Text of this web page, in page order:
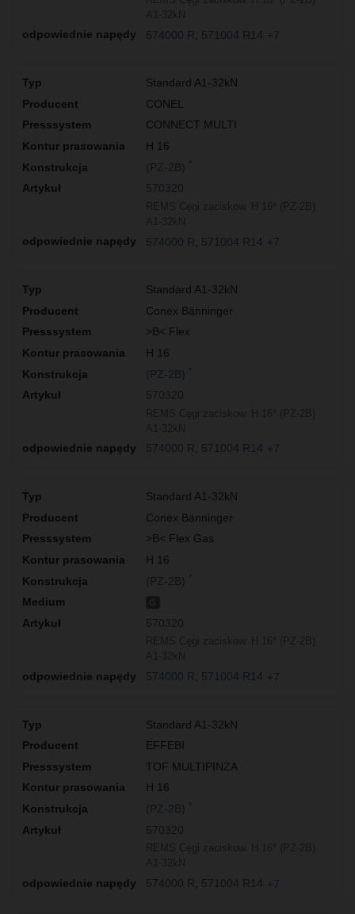
574000 R 571004 R14 +7
Standard A1-32kN
CONEL
CONNECT MULTI
H 16
(PZ-2B)
570320
574000 R 571004 R14 +7
Standard A1-32kN
Conex Bänninger
>B< Flex
H 16
(PZ-2B)
570320
574000 R 571004 R14 +7
Standard A1-32kN
Conex Bänninger
>B< Flex Gas
H 16
(PZ-2B)
570320
574000 R 571004 R14 +7
Standard A1-32kN
EFFEBI
TOF MULTIPINZA
H 16
(PZ-2B)
570320
574000 R 571004 R14 +7